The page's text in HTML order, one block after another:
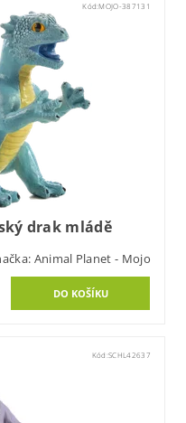
Kód:MOJO-387131
drak mládě
Animal Planet - Mojo
Kód:SCHL42637